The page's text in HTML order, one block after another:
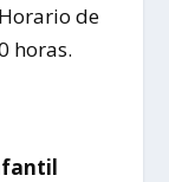
de
horas.